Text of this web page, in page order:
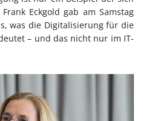
Eckgold gab am Samstag
was die Digitalisierung für die
– und das nicht nur im IT-